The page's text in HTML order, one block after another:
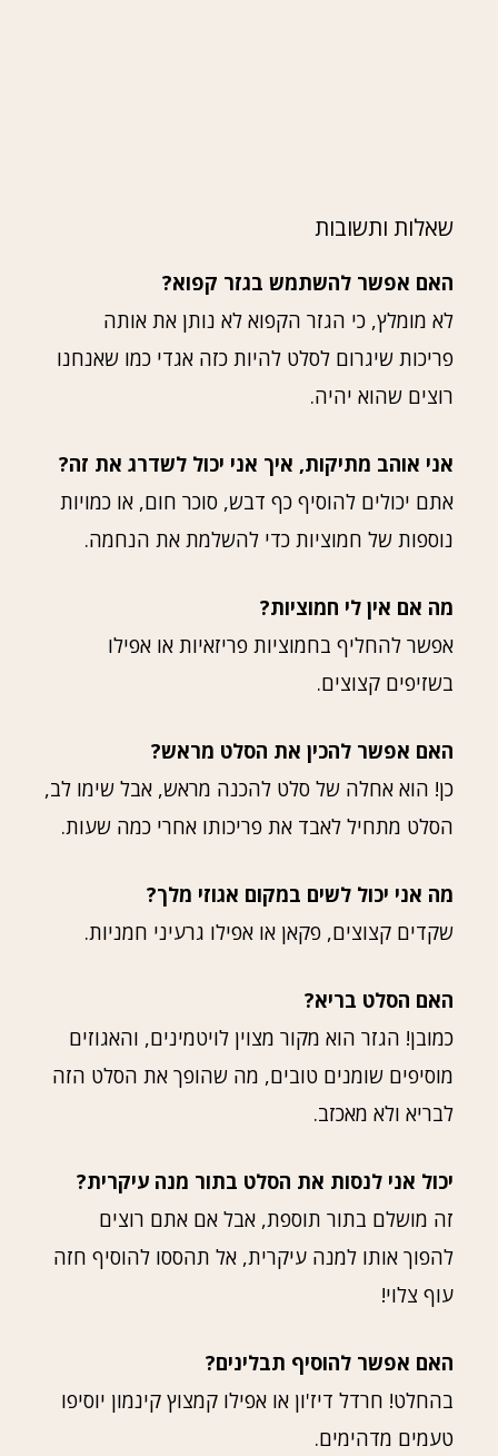
שאלות ותשובות
האם אפשר להשתמש בגזר קפוא?
לא מומלץ, כי הגזר הקפוא לא נותן את אותה
פריכות שיגרום לסלט להיות כזה אגדי כמו שאנחנו
רוצים שהוא יהיה.
אני אוהב מתיקות, איך אני יכול לשדרג את זה?
אתם יכולים להוסיף כף דבש, סוכר חום, או כמויות
נוספות של חמוציות כדי להשלמת את הנחמה.
מה אם אין לי חמוציות?
אפשר להחליף בחמוציות פריזאיות או אפילו
בשזיפים קצוצים.
האם אפשר להכין את הסלט מראש?
כן! הוא אחלה של סלט להכנה מראש, אבל שימו לב,
הסלט מתחיל לאבד את פריכותו אחרי כמה שעות.
מה אני יכול לשים במקום אגוזי מלך?
שקדים קצוצים, פקאן או אפילו גרעיני חמניות.
האם הסלט בריא?
כמובן! הגזר הוא מקור מצוין לויטמינים, והאגוזים
מוסיפים שומנים טובים, מה שהופך את הסלט הזה
לבריא ולא מאכזב.
יכול אני לנסות את הסלט בתור מנה עיקרית?
זה מושלם בתור תוספת, אבל אם אתם רוצים
להפוך אותו למנה עיקרית, אל תהססו להוסיף חזה
עוף צלוי!
האם אפשר להוסיף תבלינים?
בהחלט! חרדל דיז'ון או אפילו קמצוץ קינמון יוסיפו
טעמים מדהימים.